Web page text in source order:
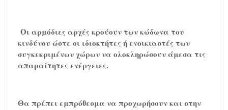
Οι αρμόδιες αρχές κρούουν των κώδωνα του
κινδύνου ώστε οι ιδιοκτήτες ή ενοικιαστές των
συγκεκριμένων χώρων να ολοκληρώσουν άμεσα τις
απαραίτητες ενέργειες.
Θα πρέπει εμπρόθεσμα να προχωρήσουν και στην